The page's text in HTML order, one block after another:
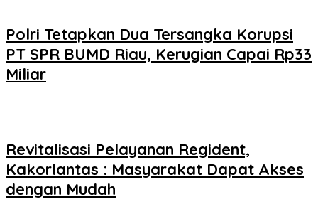
Polri Tetapkan Dua Tersangka Korupsi
PT SPR BUMD Riau, Kerugian Capai Rp33
Miliar
Revitalisasi Pelayanan Regident,
Kakorlantas : Masyarakat Dapat Akses
dengan Mudah